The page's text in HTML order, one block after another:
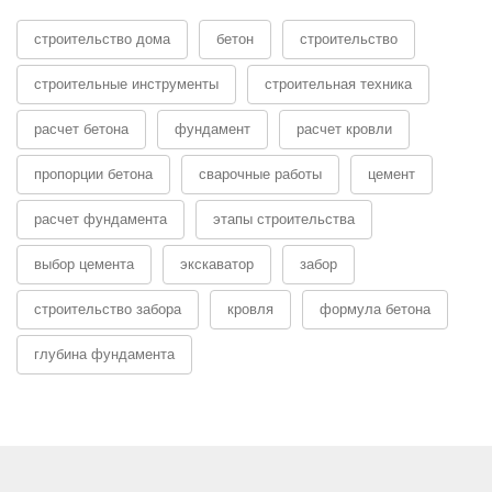
строительство дома бетон строительство
строительные инструменты строительная техника
расчет бетона фундамент расчет кровли
пропорции бетона сварочные работы цемент
расчет фундамента этапы строительства
выбор цемента экскаватор забор
строительство забора кровля формула бетона
глубина фундамента